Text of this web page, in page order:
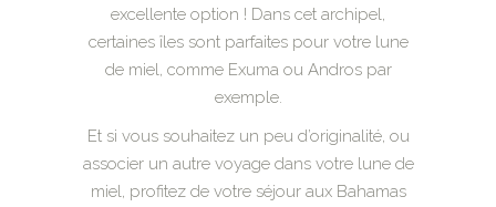
excellente option ! Dans cet archipel,
certaines îles sont parfaites pour votre lune
de miel, comme Exuma ou Andros par
exemple.
Et si vous souhaitez un peu d’originalité, ou
associer un autre voyage dans votre lune de
miel, profitez de votre séjour aux Bahamas